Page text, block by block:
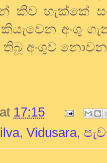
කිව හැක්කේ
කියැවෙන අංශු
අංශුව
at 17:15
, Vidusara,